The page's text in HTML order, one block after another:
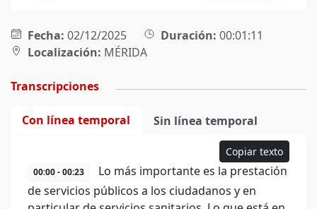
Fecha: 02/12/2025 Duración: 00:01:11
Localización: MÉRIDA
Transcripciones
Con línea temporal Sin línea temporal
Copiar texto
00:00 - 00:23
Lo más importante es la prestación
de servicios públicos a los ciudadanos y en